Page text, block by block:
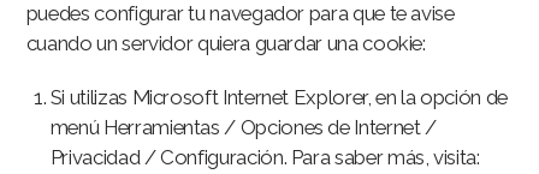
puedes configurar tu navegador para que te avise
cuando un servidor quiera guardar una cookie:
Si utilizas Microsoft Internet Explorer, en la opción de
menú Herramientas / Opciones de Internet /
Privacidad / Configuración. Para saber más, visita: